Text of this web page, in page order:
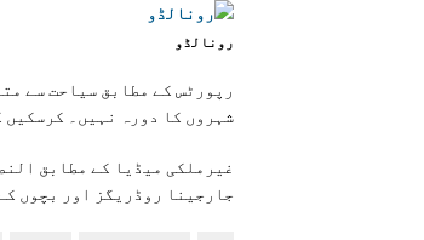
رونالڈو
رپورٹس کے مطابق سیاحت سے
شہروں کا دورہ نہیں۔ کرسکیں
غیرملکی میڈیا کے مطابق
جارجینا روڈریگز اور بچوں